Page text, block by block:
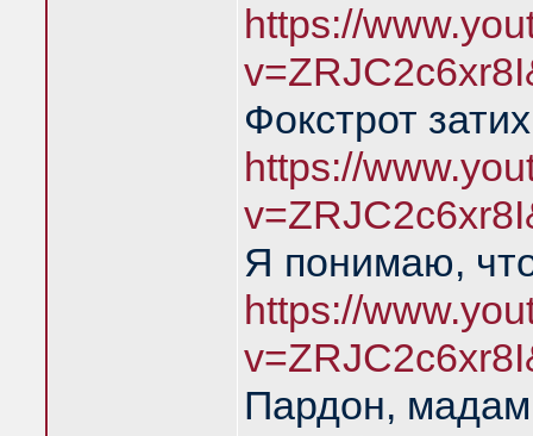
https://
Фокстрот
https://
Я понимаю,
https://
Пардон,